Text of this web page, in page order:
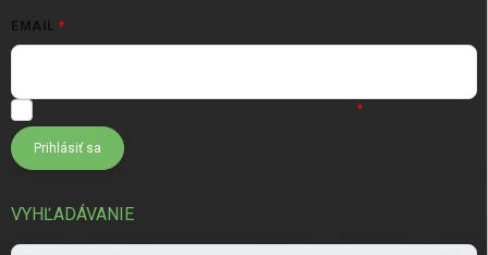
EMAIL
Prihlásiť sa
VYHĽADÁVANIE